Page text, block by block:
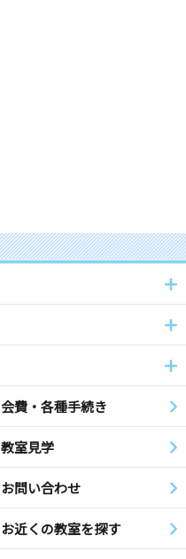
会費・各種手続き
教室見学
お問い合わせ
お近くの教室を探す